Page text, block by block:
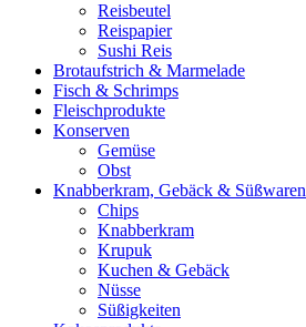
Reisbeutel
Reispapier
Sushi Reis
Brotaufstrich & Marmelade
Fisch & Schrimps
Fleischprodukte
Konserven
Gemüse
Obst
Knabberkram, Gebäck & Süßwaren
Chips
Knabberkram
Krupuk
Kuchen & Gebäck
Nüsse
Süßigkeiten